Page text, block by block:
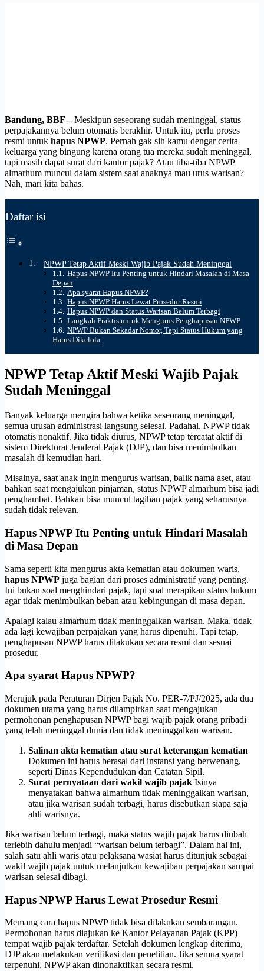
Bandung, BBF –Meskipun seseorang sudah meninggal, status
perpajakannya belum otomatis berakhir. Untuk itu, perlu proses
resmi untuk hapus NPWP. Pernah gak sih kamu dengar cerita
keluarga yang bingung karena orang tua mereka sudah meninggal,
tapi masih dapat surat dari kantor pajak? Atau tiba-tiba NPWP
almarhum muncul dalam sistem saat anaknya mau urus warisan?
Nah, mari kita bahas.
Daftar isi
NPWP Tetap Aktif Meski Wajib Pajak Sudah Meninggal
Hapus NPWP Itu Penting untuk Hindari Masalah di Masa
Depan
Apa syarat Hapus NPWP?
Hapus NPWP Harus Lewat Prosedur Resmi
Hapus NPWP dan Status Warisan Belum Terbagi
Langkah Praktis untuk Mengurus Penghapusan NPWP
NPWP Bukan Sekadar Nomor, Tapi Status Hukum yang
Harus Dikelola
NPWP Tetap Aktif Meski Wajib Pajak
Sudah Meninggal
Banyak keluarga mengira bahwa ketika seseorang meninggal,
semua urusan administrasi langsung selesai. Padahal, NPWP tidak
otomatis nonaktif. Jika tidak diurus, NPWP tetap tercatat aktif di
sistem Direktorat Jenderal Pajak (DJP), dan bisa menimbulkan
masalah di kemudian hari.
Misalnya, saat anak ingin mengurus warisan, balik nama aset, atau
bahkan saat mengajukan pinjaman, status NPWP almarhum bisa jadi
penghambat. Bahkan bisa muncul tagihan pajak yang seharusnya
sudah tidak relevan.
Hapus NPWP Itu Penting untuk Hindari Masalah
di Masa Depan
Sama seperti kita mengurus akta kematian atau dokumen waris,
hapus NPWP juga bagian dari proses administratif yang penting.
Ini bukan soal menghindari pajak, tapi soal merapikan status hukum
agar tidak menimbulkan beban atau kebingungan di masa depan.
Apalagi kalau almarhum tidak meninggalkan warisan. Maka, tidak
ada lagi kewajiban perpajakan yang harus dipenuhi. Tapi tetap,
penghapusan NPWP harus dilakukan secara resmi dan sesuai
prosedur.
Apa syarat Hapus NPWP?
Merujuk pada Peraturan Dirjen Pajak No. PER-7/PJ/2025, ada dua
dokumen utama yang harus dilampirkan saat mengajukan
permohonan penghapusan NPWP bagi wajib pajak orang pribadi
yang telah meninggal dunia dan tidak meninggalkan warisan.
Salinan akta kematian atau surat keterangan kematian
Dokumen ini harus berasal dari instansi yang berwenang,
seperti Dinas Kependudukan dan Catatan Sipil.
Surat pernyataan dari wakil wajib pajak Isinya
menyatakan bahwa almarhum tidak meninggalkan warisan,
atau jika warisan sudah terbagi, harus disebutkan siapa saja
ahli warisnya.
Jika warisan belum terbagi, maka status wajib pajak harus diubah
terlebih dahulu menjadi “warisan belum terbagi”. Dalam hal ini,
salah satu ahli waris atau pelaksana wasiat harus ditunjuk sebagai
wakil wajib pajak untuk melanjutkan kewajiban perpajakan sampai
warisan selesai dibagi.
Hapus NPWP Harus Lewat Prosedur Resmi
Memang cara hapus NPWP tidak bisa dilakukan sembarangan.
Permohonan harus diajukan ke Kantor Pelayanan Pajak (KPP)
tempat wajib pajak terdaftar. Setelah dokumen lengkap diterima,
DJP akan melakukan verifikasi dan penelitian. Jika semua syarat
terpenuhi, NPWP akan dinonaktifkan secara resmi.